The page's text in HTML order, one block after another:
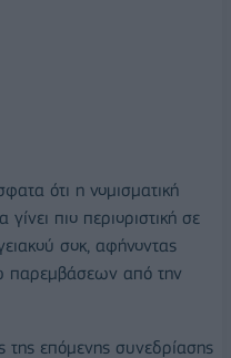
ότι η νομισματική
γίνει πιο περιοριστική σε
σοκ, αφήνοντας
παρεμβάσεων από την
της επόμενης συνεδρίασης